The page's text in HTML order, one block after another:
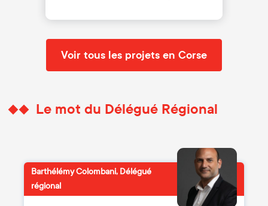
Voir tous les projets en Corse
Le mot du Délégué Régional
Barthélémy Colombani, Délégué
régional